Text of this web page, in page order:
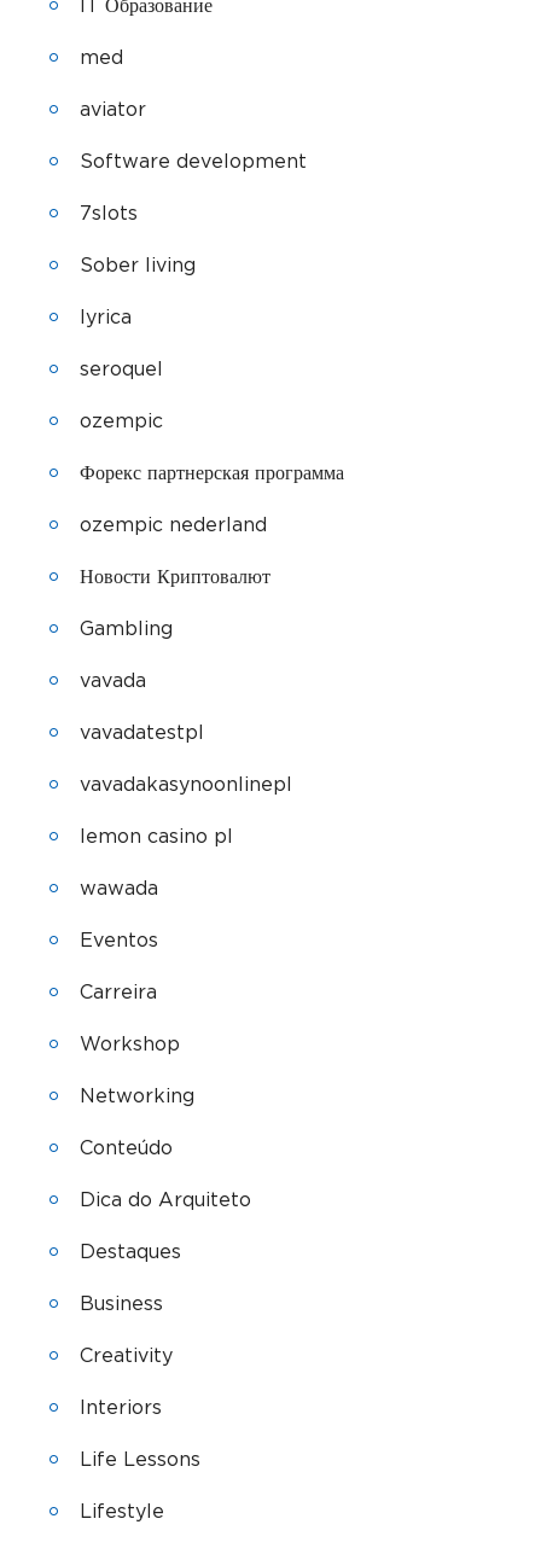
IT Образование
med
aviator
Software development
7slots
Sober living
lyrica
seroquel
ozempic
Форекс партнерская программа
ozempic nederland
Новости Криптовалют
Gambling
vavada
vavadatestpl
vavadakasynoonlinepl
lemon casino pl
wawada
Eventos
Carreira
Workshop
Networking
Conteúdo
Dica do Arquiteto
Destaques
Business
Creativity
Interiors
Life Lessons
Lifestyle